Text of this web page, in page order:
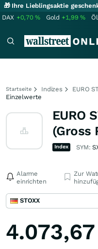
🎁 Ihre Lieblingsaktie
DAX +0,70% Gold +1,99%
Startseite Indizes
EURO
Einzelwerte
EURO
(Gross
Index SYM:
Alarme
einrichten
Zur
STOXX
4.073,67